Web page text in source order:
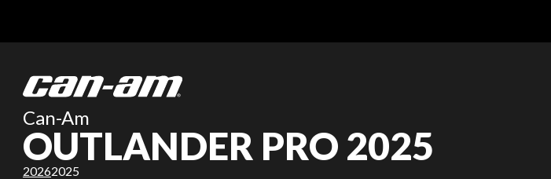
Can-Am
OUTLANDER PRO 2025
20262025